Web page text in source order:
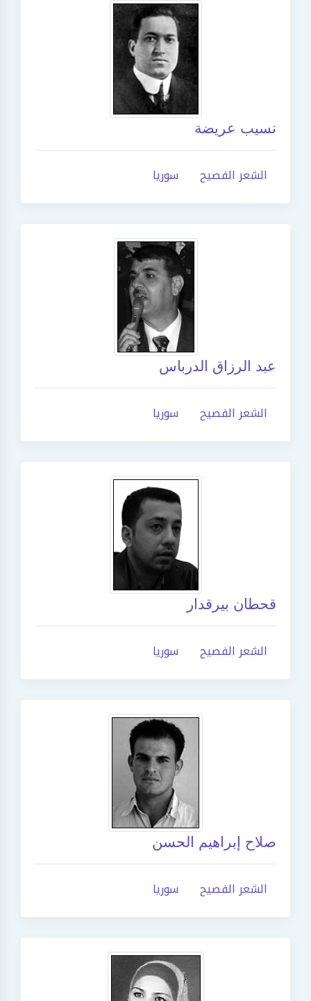
نسيب عريضة
الشعر الفصيح سوريا
عبد الرزاق الدرباس
الشعر الفصيح سوريا
قحطان بيرقدار
الشعر الفصيح سوريا
صلاح إبراهيم الحسن
الشعر الفصيح سوريا